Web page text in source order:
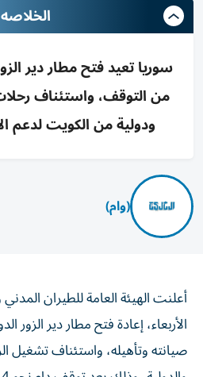
الخلاصه
من التوقف، واستئناف
ودولية من الكويت لدعم
(وام)
أعلنت الهيئة العامة للطيران المدني
الأربعاء، إعادة فتح مطار دير
صيانته وتأهيله، واستئناف تشغيل
والدولية، وذلك بعد توقف دام نحو 14 عاماً.